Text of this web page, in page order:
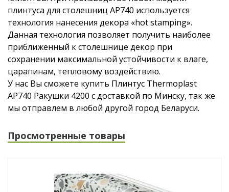
плинтуса для столешниц АР740 используется
технология нанесения декора «hot stamping».
Данная технология позволяет получить наиболее
приближенный к столешнице декор при
сохранении максимальной устойчивости к влаге,
царапинам, тепловому воздействию.
У нас Вы сможете купить Плинтус Thermoplast
AP740 Ракушки 4200 с доставкой по Минску, так же
мы отправлем в любой другой город Беларуси.
Просмотренные товары